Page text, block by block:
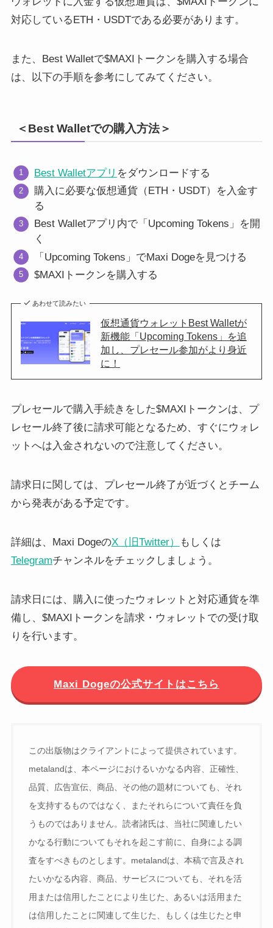
対応しているETH・USDTである必要があります。
また、Best Walletで$MAXIトークンを購入する場合
は、以下の手順を参考にしてみてください。
＜Best Walletでの購入方法＞
Best Walletアプリ をダウンロードする
購入に必要な仮想通貨（ETH・USDT）を入金す
る
Best Walletアプリ内で「Upcoming Tokens」を開
く
「Upcoming Tokens」でMaxi Dogeを見つける
$MAXIトークンを購入する
あわせて読みたい
仮想通貨ウォレットBest Walletが
新機能「Upcoming Tokens」を追
加し、プレセール参加がより身近
に！
プレセールで購入手続きをした$MAXIトークンは、プ
レセール終了後に請求可能となるため、すぐにウォレ
ットへは入金されないので注意してください。
請求日に関しては、プレセール終了が近づくとチーム
から発表がある予定です。
詳細は、Maxi DogeのX（旧Twitter）
もしくは
Telegramチャンネルをチェックしましょう。
請求日には、購入に使ったウォレットと対応通貨を準
備し、$MAXIトークンを請求・ウォレットでの受け取
りを行います。
Maxi Dogeの公式サイトはこちら
この出版物はクライアントによって提供されています。
metalandは、本ページにおけるいかなる内容、正確性、
品質、広告宣伝、商品、その他の題材についても、それ
を支持するものではなく、またそれらについて責任を負
うものではありません。読者諸氏は、当社に関連したい
かなる行動についてもそれを起こす前に、自身による調
査をすべきものとします。metalandは、本稿で言及され
たいかなる内容、商品、サービスについても、それを活
用または信用したことにより生じた、あるいは活用また
は信用したことに関連して生じた、もしくは生じたと申